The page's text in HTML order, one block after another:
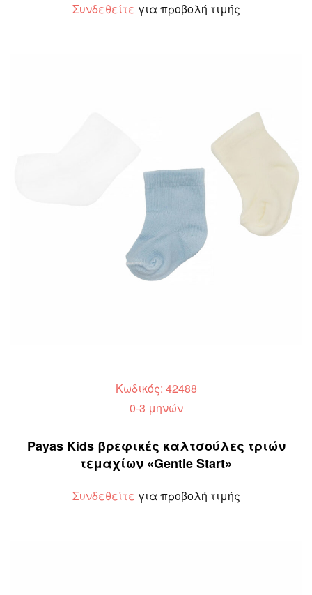
Συνδεθείτε για προβολή τιμής
Κωδικός: 42488
0-3 μηνών
Payas Kids βρεφικές καλτσούλες τριών
τεμαχίων «Gentle Start»
Συνδεθείτε για προβολή τιμής